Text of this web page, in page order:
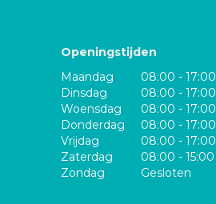
Openingstijden
Maandag
08:00 - 17:00
Dinsdag
08:00 - 17:00
Woensdag
08:00 - 17:00
Donderdag
08:00 - 17:00
Vrijdag
08:00 - 17:00
Zaterdag
08:00 - 15:00
Zondag
Gesloten